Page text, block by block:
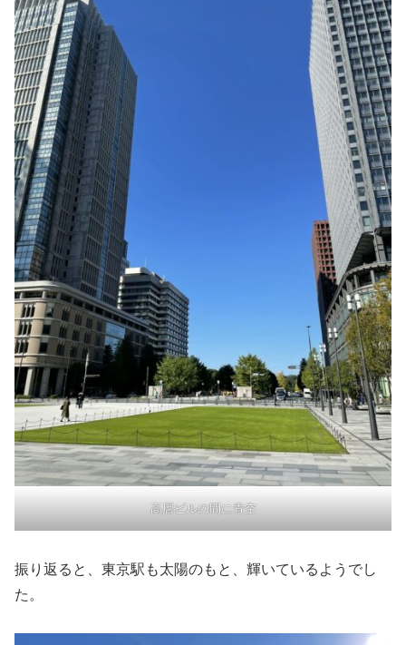
高層ビルの間に青空
振り返ると、東京駅も太陽のもと、輝いているようでし
た。